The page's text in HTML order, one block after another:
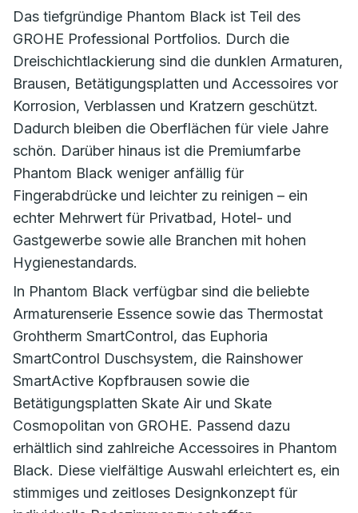
Das tiefgründige Phantom Black ist Teil des
GROHE Professional Portfolios. Durch die
Dreischichtlackierung sind die dunklen Armaturen,
Brausen, Betätigungsplatten und Accessoires vor
Korrosion, Verblassen und Kratzern geschützt.
Dadurch bleiben die Oberflächen für viele Jahre
schön. Darüber hinaus ist die Premiumfarbe
Phantom Black weniger anfällig für
Fingerabdrücke und leichter zu reinigen – ein
echter Mehrwert für Privatbad, Hotel- und
Gastgewerbe sowie alle Branchen mit hohen
Hygienestandards.
In Phantom Black verfügbar sind die beliebte
Armaturenserie Essence sowie das Thermostat
Grohtherm SmartControl, das Euphoria
SmartControl Duschsystem, die Rainshower
SmartActive Kopfbrausen sowie die
Betätigungsplatten Skate Air und Skate
Cosmopolitan von GROHE. Passend dazu
erhältlich sind zahlreiche Accessoires in Phantom
Black. Diese vielfältige Auswahl erleichtert es, ein
stimmiges und zeitloses Designkonzept für